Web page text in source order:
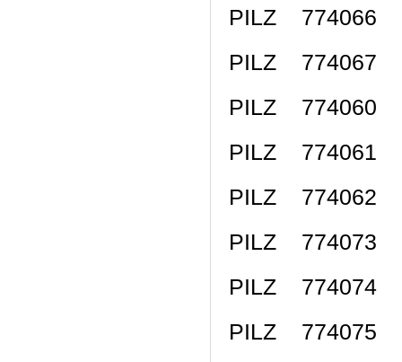
PILZ 774066
PILZ 774067
PILZ 774060
PILZ 774061
PILZ 774062
PILZ 774073
PILZ 774074
PILZ 774075